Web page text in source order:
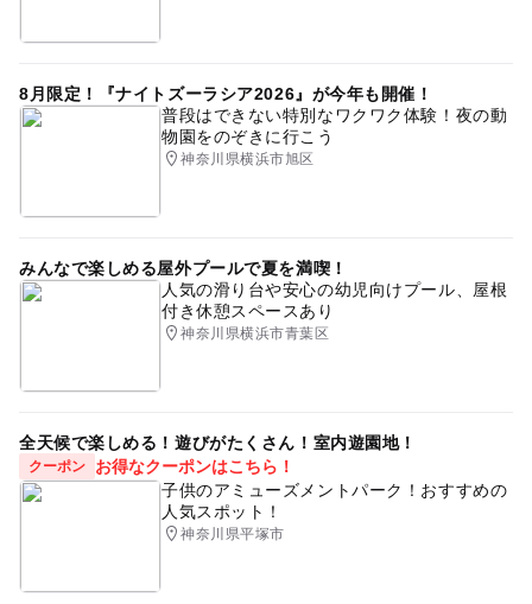
8月限定！『ナイトズーラシア2026』が今年も開催！
普段はできない特別なワクワク体験！夜の動
物園をのぞきに行こう
神奈川県横浜市旭区
みんなで楽しめる屋外プールで夏を満喫！
人気の滑り台や安心の幼児向けプール、屋根
付き休憩スペースあり
神奈川県横浜市青葉区
全天候で楽しめる！遊びがたくさん！室内遊園地！
クーポン
お得なクーポンはこちら！
子供のアミューズメントパーク！おすすめの
人気スポット！
神奈川県平塚市